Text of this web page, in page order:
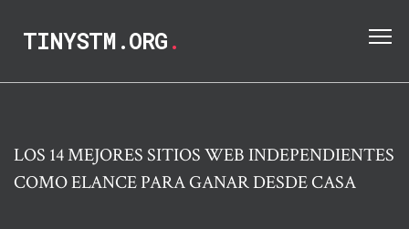
TINYSTM.ORG.
LOS 14 MEJORES SITIOS WEB INDEPENDIENTES
COMO ELANCE PARA GANAR DESDE CASA